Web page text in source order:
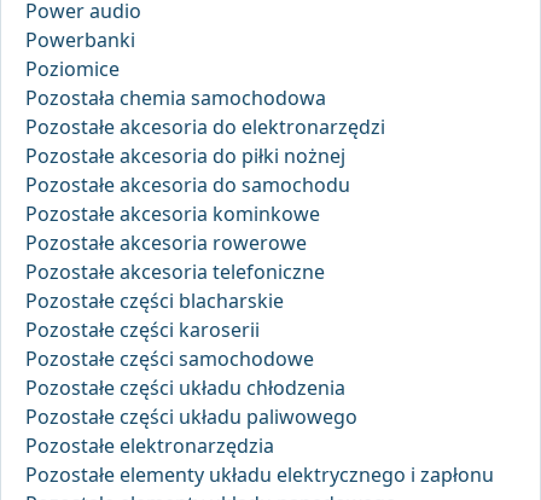
Power audio
Powerbanki
Poziomice
Pozostała chemia samochodowa
Pozostałe akcesoria do elektronarzędzi
Pozostałe akcesoria do piłki nożnej
Pozostałe akcesoria do samochodu
Pozostałe akcesoria kominkowe
Pozostałe akcesoria rowerowe
Pozostałe akcesoria telefoniczne
Pozostałe części blacharskie
Pozostałe części karoserii
Pozostałe części samochodowe
Pozostałe części układu chłodzenia
Pozostałe części układu paliwowego
Pozostałe elektronarzędzia
Pozostałe elementy układu elektrycznego i zapłonu